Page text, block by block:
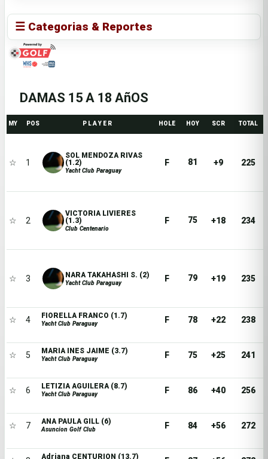
☰ Categorias & Reportes
DAMAS 15 A 18 AñOS
MY POS P L A Y E R HOLE HOY SCR TOTAL
☆ 1
SOL MENDOZA RIVAS
(1.2)
Yacht Club Paraguay
F 81 +9 225
☆ 2
VICTORIA LIVIERES
(1.3)
Club Centenario
F 75 +18 234
☆ 3 NARA TAKAHASHI S. (2)
Yacht Club Paraguay F 79 +19 235
☆ 4 FIORELLA FRANCO (1.7)
Yacht Club Paraguay F 78 +22 238
☆ 5 MARIA INES JAIME (3.7)
Yacht Club Paraguay F 75 +25 241
☆ 6 LETIZIA AGUILERA (8.7)
Yacht Club Paraguay F 86 +40 256
☆ 7 ANA PAULA GILL (6)
Asuncion Golf Club F 84 +56 272
Adriana CENTURION (13.7)